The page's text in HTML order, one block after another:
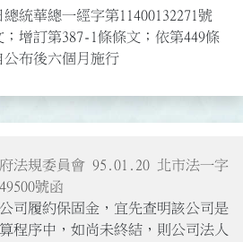
統華總一經字第11400132271號
增訂第387-1條條文；依第449條
布後六個月施行
法規委員會 95.01.20 北市法一字
號函
司履約保固金，宜先查明該公司是
程序中，如尚未終結，則公司法人